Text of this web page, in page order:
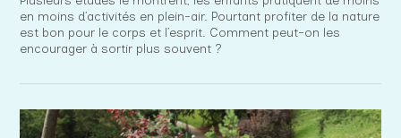
en moins d’activités en plein-air. Pourtant profiter de la nature
est bon pour le corps et l’esprit. Comment peut-on les
encourager à sortir plus souvent ?